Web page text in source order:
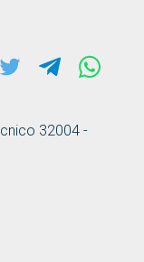
32004 -
Twitter Telegram